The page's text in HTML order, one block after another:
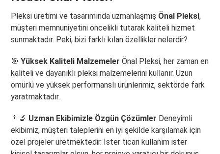
Pleksi üretimi ve tasarımında uzmanlaşmış Önal Pleksi,
müşteri memnuniyetini öncelikli tutarak kaliteli hizmet
sunmaktadır. Peki, bizi farklı kılan özellikler nelerdir?
🎯Yüksek Kaliteli Malzemeler Önal Pleksi, her zaman en
kaliteli ve dayanıklı pleksi malzemelerini kullanır. Uzun
ömürlü ve yüksek performanslı ürünlerimiz, sektörde fark
yaratmaktadır.
👨‍🔬 Uzman Ekibimizle Özgün Çözümler Deneyimli
ekibimiz, müşteri taleplerini en iyi şekilde karşılamak için
özel projeler üretmektedir. İster ticari kullanım ister